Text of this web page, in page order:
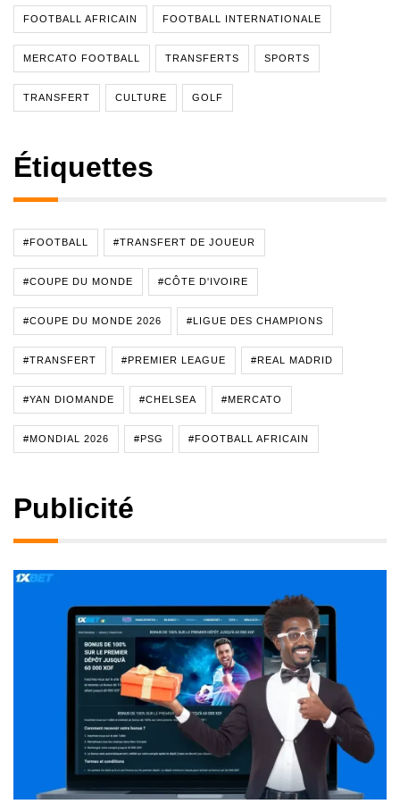
FOOTBALL AFRICAIN FOOTBALL INTERNATIONALE
MERCATO FOOTBALL TRANSFERTS SPORTS
TRANSFERT CULTURE GOLF
Étiquettes
#FOOTBALL #TRANSFERT DE JOUEUR
#COUPE DU MONDE #CÔTE D'IVOIRE
#COUPE DU MONDE 2026 #LIGUE DES CHAMPIONS
#TRANSFERT #PREMIER LEAGUE #REAL MADRID
#YAN DIOMANDE #CHELSEA #MERCATO
#MONDIAL 2026 #PSG #FOOTBALL AFRICAIN
Publicité